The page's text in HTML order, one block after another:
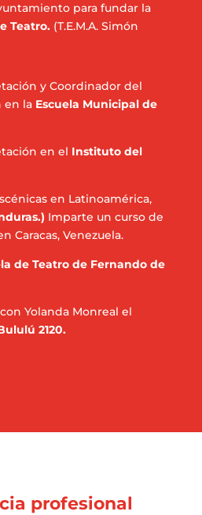
para fundar la
Teatro.(T.E.M.A. Simón
y Coordinador del
en la Escuela Municipal de
en el Instituto del
en Latinoamérica,
Imparte un curso de
Caracas, Venezuela.
de Teatro de Fernando de
Yolanda Monreal el
2120.
profesional